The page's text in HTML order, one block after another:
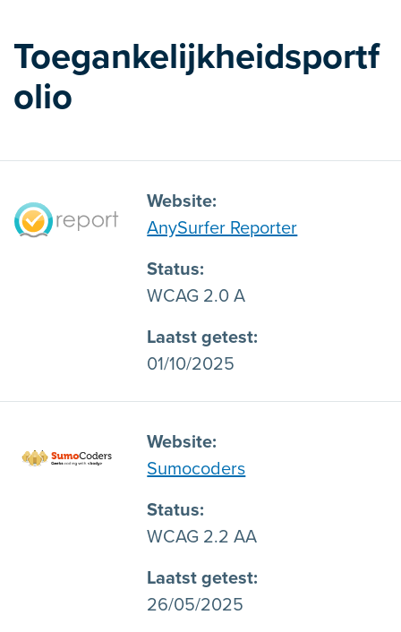
Toegankelijkheidsportf
olio
Website
AnySurfer Reporter
Status
WCAG 2.0 A
Laatst getest
01/10/2025
Website
Sumocoders
Status
WCAG 2.2 AA
Laatst getest
26/05/2025